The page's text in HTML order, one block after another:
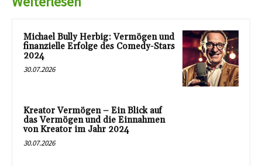
Michael Bully Herbig: Vermögen und
finanzielle Erfolge des Comedy-Stars
2024
30.07.2026
Kreator Vermögen – Ein Blick auf
das Vermögen und die Einnahmen
von Kreator im Jahr 2024
30.07.2026